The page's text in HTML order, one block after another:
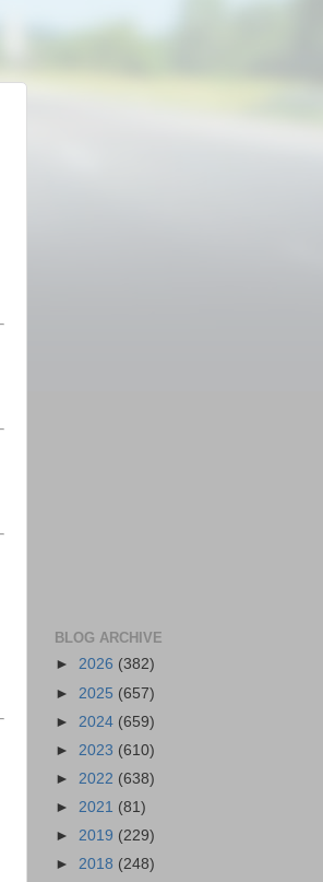
BLOG ARCHIVE
► 2026 (382)
► 2025 (657)
► 2024 (659)
► 2023 (610)
► 2022 (638)
► 2021 (81)
► 2019 (229)
► 2018 (248)